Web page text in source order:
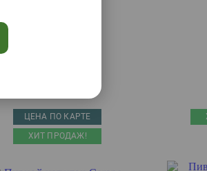
ЦЕНА ПО КАРТЕ
ХИТ ПРОДАЖ!